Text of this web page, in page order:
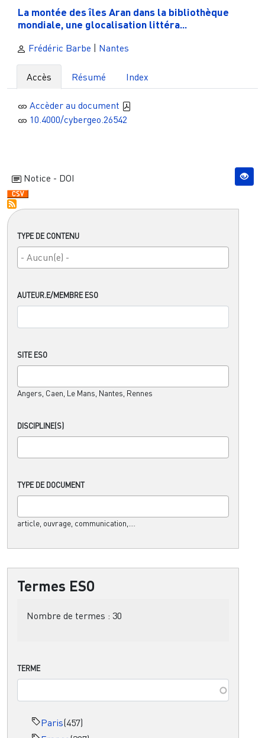
TYPE DE CONTENU
AUTEUR.E/MEMBRE ESO
SITE ESO
Angers, Caen, Le Mans, Nantes, Rennes
DISCIPLINE(S)
TYPE DE DOCUMENT
article, ouvrage, communication,....
Termes ESO
Nombre de termes : 30
TERME
Paris(457)
La montée des îles Aran dans la bibliothèque
mondiale, une glocalisation littéra...
Frédéric Barbe | Nantes
Accès Résumé Index
Accèder au document
10.4000/cybergeo.26542
Notice - DOI